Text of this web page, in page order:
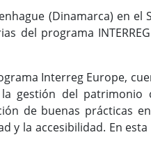
(Dinamarca) en
del programa
Interreg Europe,
gestión del
de buenas prácticas
y la accesibilidad. En